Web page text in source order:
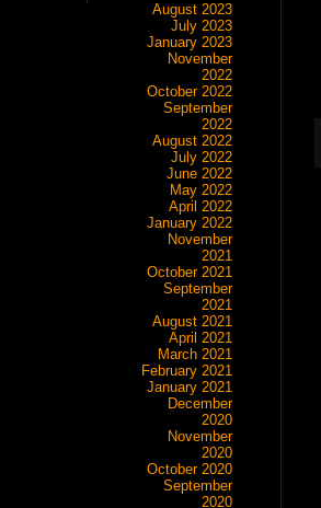
August 2023
July 2023
January 2023
November
2022
October 2022
September
2022
August 2022
July 2022
June 2022
May 2022
April 2022
January 2022
November
2021
October 2021
September
2021
August 2021
April 2021
March 2021
February 2021
January 2021
December
2020
November
2020
October 2020
September
2020